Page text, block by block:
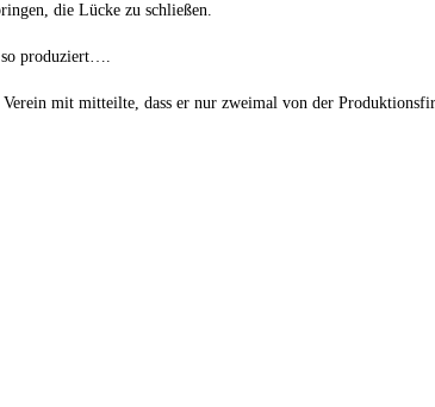
die Lücke zu schließen.
so produziert….
mit mitteilte, dass er nur zweimal von der